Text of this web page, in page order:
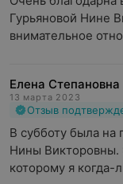
Гурьяновой Нине
внимательное
Елена Степановна
13 марта 2023
Отзыв
В субботу была на
Нины Викторовны.
которому я когда-